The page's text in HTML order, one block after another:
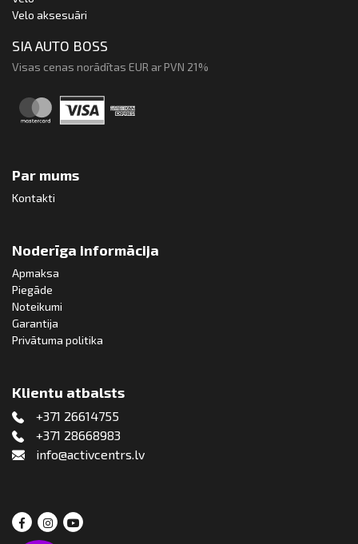
Velo aksesuāri
SIA AUTO BOSS
Visas cenas norādītas EUR ar PVN 21%
Par mums
Kontakti
Noderīga informācija
Apmaksa
Piegāde
Noteikumi
Garantija
Privātuma politika
Klientu atbalsts
+371 26614755
+371 28668983
info@activcentrs.lv